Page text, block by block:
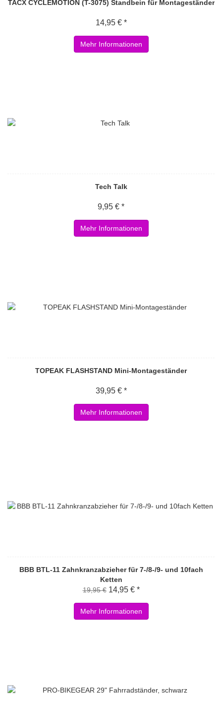
TACX CYCLEMOTION (T-3075) Standbein für Montageständer
14,95 € *
Mehr Informationen
Tech Talk
9,95 € *
Mehr Informationen
TOPEAK FLASHSTAND Mini-Montageständer
39,95 € *
Mehr Informationen
BBB BTL-11 Zahnkranzabzieher für 7-/8-/9- und 10fach
Ketten
19,95 € 14,95 € *
Mehr Informationen